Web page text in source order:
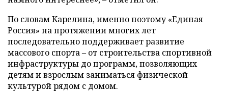
По словам Карелина, именно поэтому «Единая
Россия» на протяжении многих лет
последовательно поддерживает развитие
массового спорта – от строительства спортивной
инфраструктуры до программ, позволяющих
детям и взрослым заниматься физической
культурой рядом с домом.